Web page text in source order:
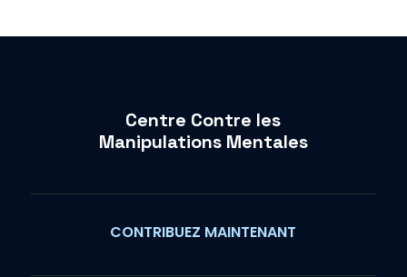
Centre Contre les
Manipulations Mentales
CONTRIBUEZ MAINTENANT